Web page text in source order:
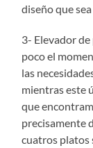
diseño que
3- Elevador
poco el
las
mientras este
que
precisamente
cuatros platos